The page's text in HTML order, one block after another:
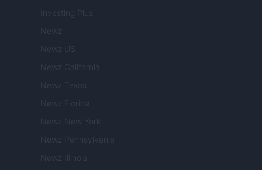
Investing Plus
Newz
Newz US
Newz California
Newz Texas
Newz Florida
Newz New York
Newz Pennsylvania
Newz Illinois